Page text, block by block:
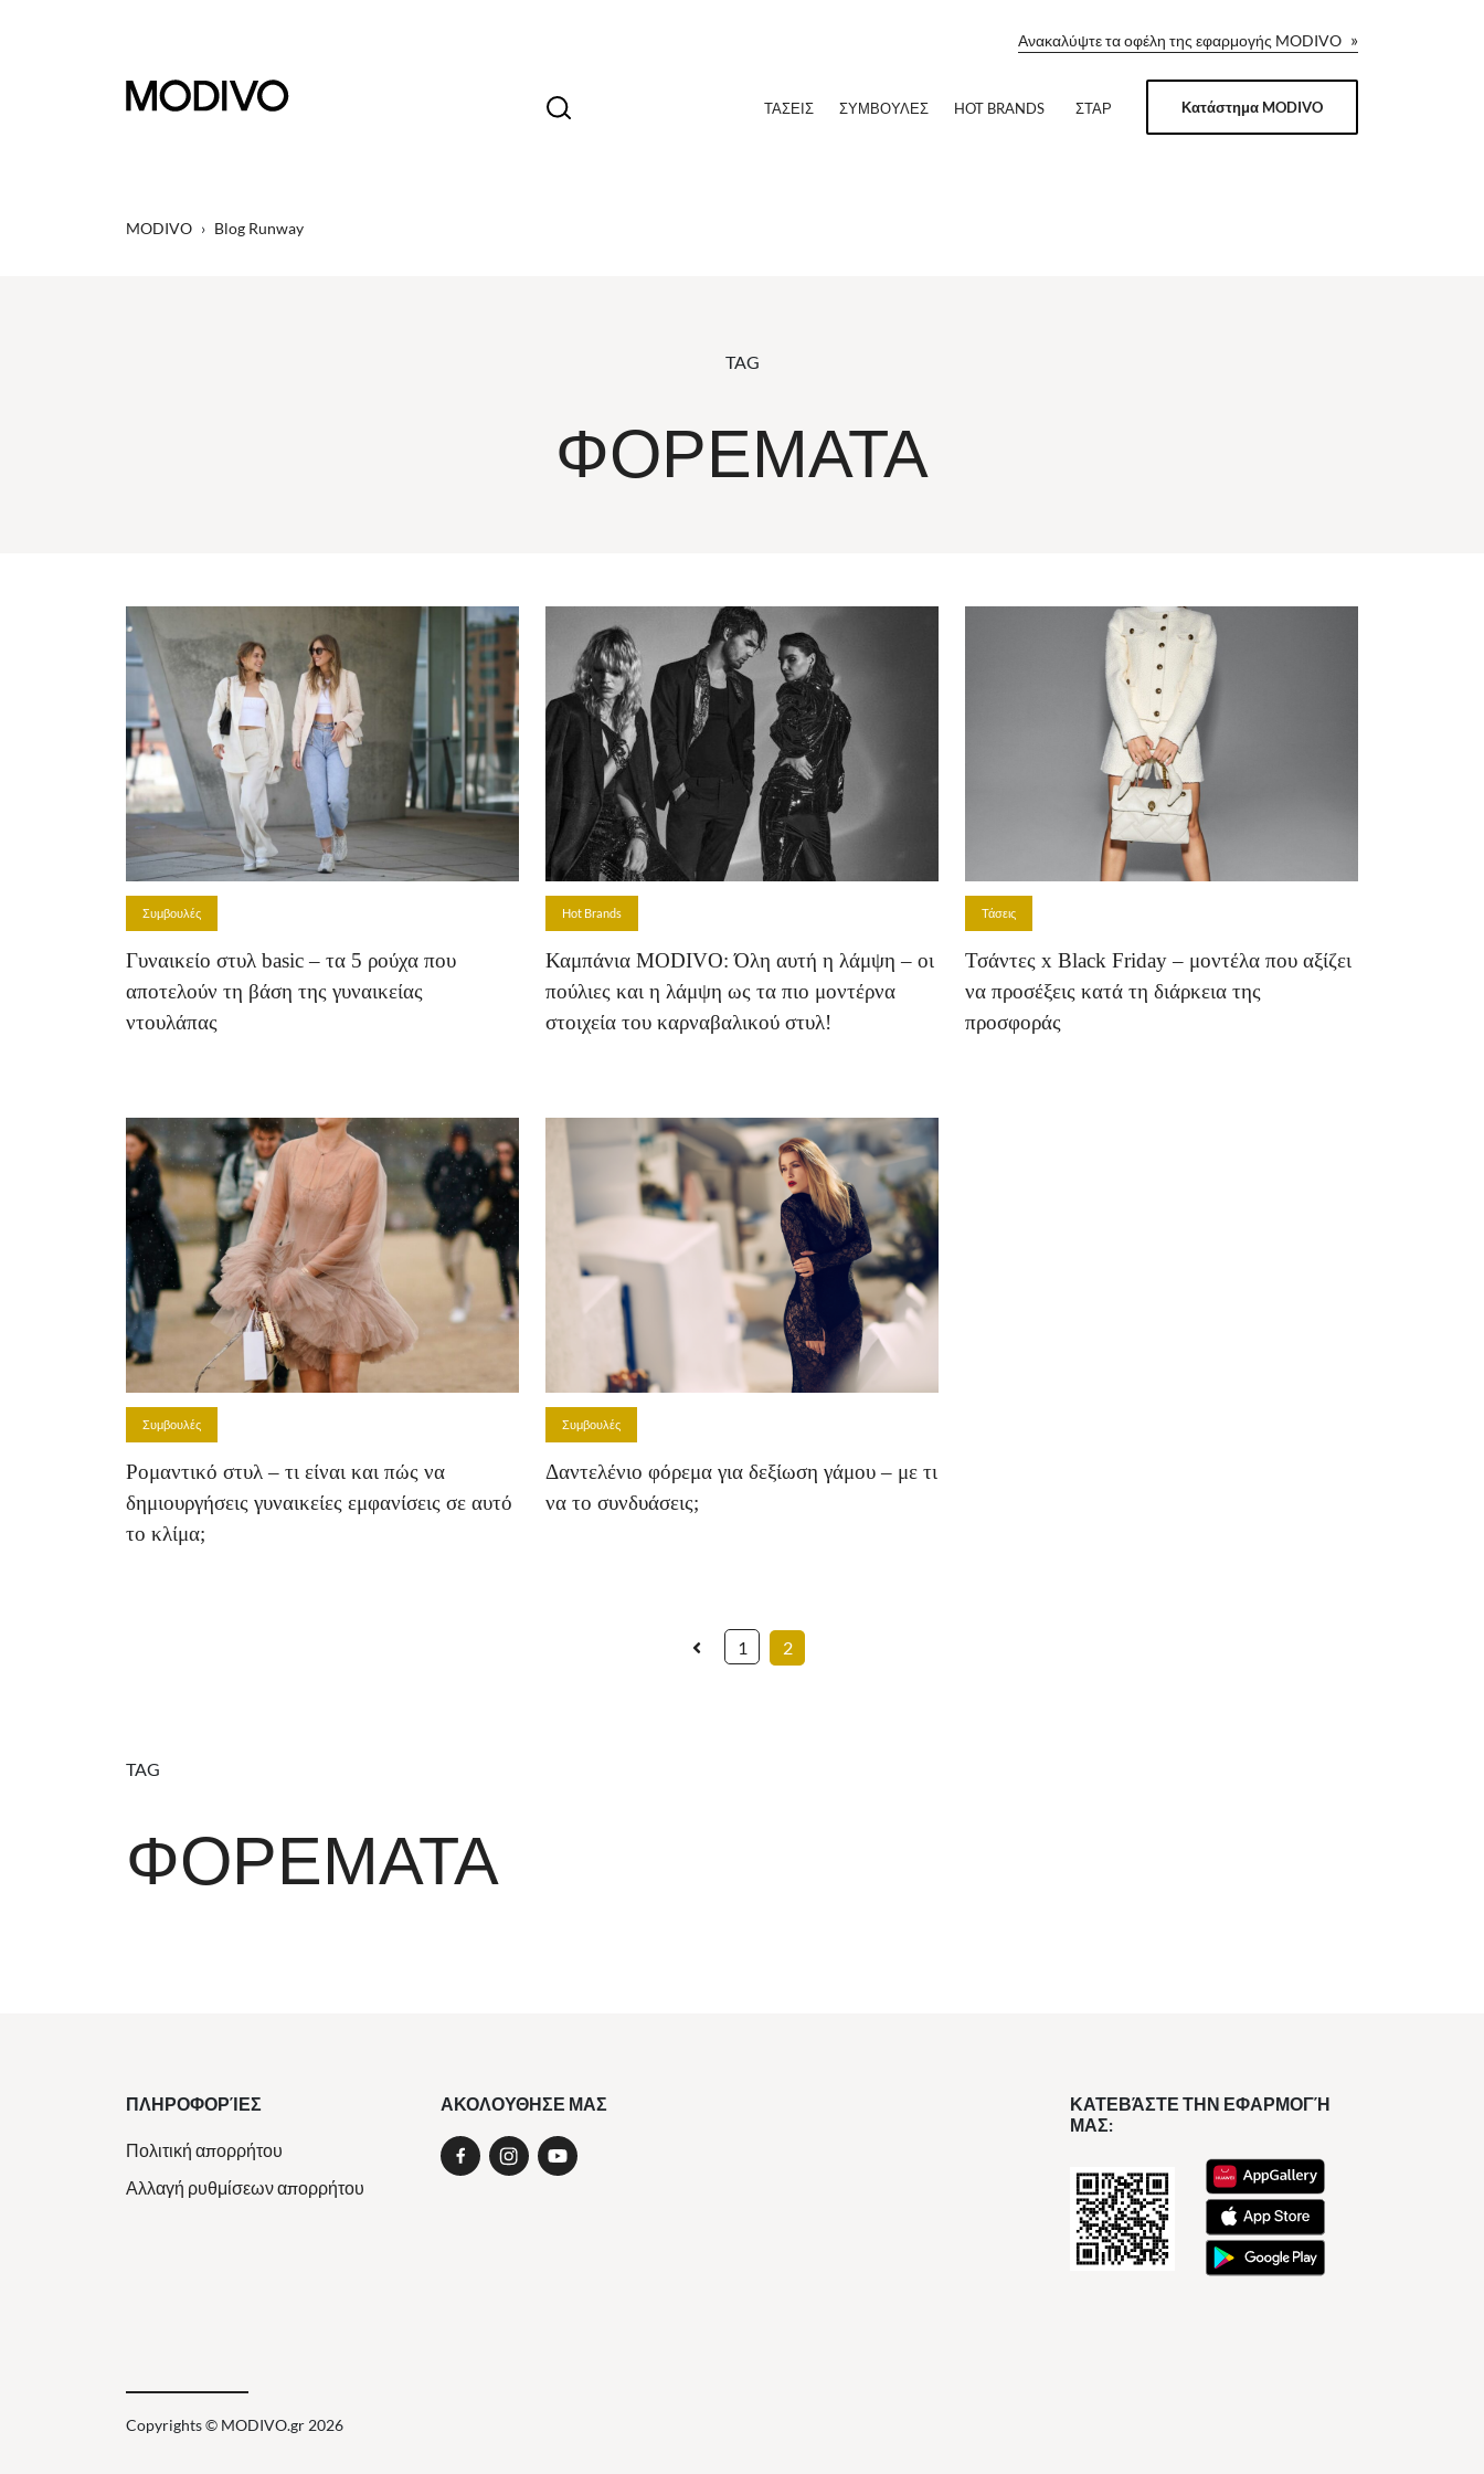
Ανακαλύψτε τα οφέλη της εφαρμογής MODIVO »
ΤΆΣΕΙΣ ΣΥΜΒΟΥΛΈΣ HOT BRANDS ΣΤΑΡ Κατάστημα MODIVO
MODIVO › Blog Runway
TAG
ΦΟΡΈΜΑΤΑ
Συμβουλές
Γυναικείο στυλ basic – τα 5 ρούχα που
αποτελούν τη βάση της γυναικείας
ντουλάπας
Hot Brands
Καμπάνια MODIVO: Όλη αυτή η λάμψη – οι
πούλιες και η λάμψη ως τα πιο μοντέρνα
στοιχεία του καρναβαλικού στυλ!
Τάσεις
Τσάντες x Black Friday – μοντέλα που αξίζει
να προσέξεις κατά τη διάρκεια της
προσφοράς
Συμβουλές
Ρομαντικό στυλ – τι είναι και πώς να
δημιουργήσεις γυναικείες εμφανίσεις σε αυτό
το κλίμα;
Συμβουλές
Δαντελένιο φόρεμα για δεξίωση γάμου – με τι
να το συνδυάσεις;
1 2
TAG
ΦΟΡΈΜΑΤΑ
ΠΛΗΡΟΦΟΡΊΕΣ
Πολιτική απορρήτου
Αλλαγή ρυθμίσεων απορρήτου
ΑΚΟΛΟΥΘΗΣΕ ΜΑΣ
ΚΑΤΕΒΆΣΤΕ ΤΗΝ ΕΦΑΡΜΟΓΉ
ΜΑΣ:
Copyrights © MODIVO.gr 2026